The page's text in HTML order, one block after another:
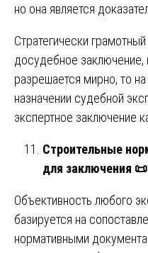
но она является
Стратегически
досудебное заключение,
разрешается мирно, то
назначении судебной
экспертное заключение
Строительные
для заключения
Объективность любого
базируется на
нормативными